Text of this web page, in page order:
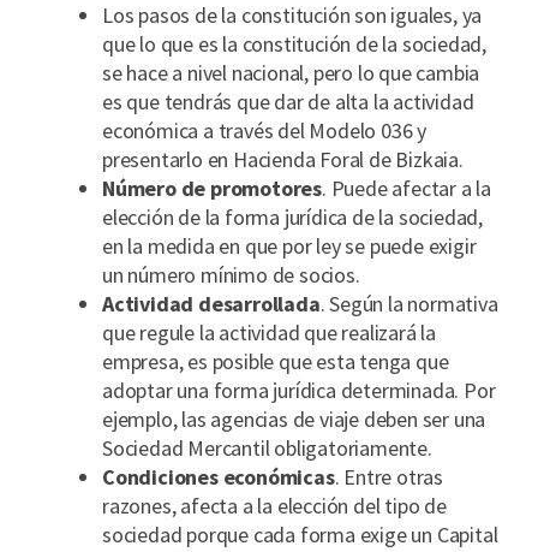
Los pasos de la constitución son iguales, ya
que lo que es la constitución de la sociedad,
se hace a nivel nacional, pero lo que cambia
es que tendrás que dar de alta la actividad
económica a través del Modelo 036 y
presentarlo en Hacienda Foral de Bizkaia.
Número de promotores. Puede afectar a la
elección de la forma jurídica de la sociedad,
en la medida en que por ley se puede exigir
un número mínimo de socios.
Actividad desarrollada. Según la normativa
que regule la actividad que realizará la
empresa, es posible que esta tenga que
adoptar una forma jurídica determinada. Por
ejemplo, las agencias de viaje deben ser una
Sociedad Mercantil obligatoriamente.
Condiciones económicas. Entre otras
razones, afecta a la elección del tipo de
sociedad porque cada forma exige un Capital